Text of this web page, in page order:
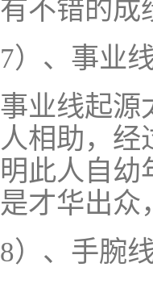
有不错的成
7）、事业
事业线起源
人相助，经
明此人自幼
是才华出众
8）、手腕